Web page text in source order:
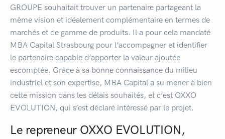
GROUPE souhaitait trouver un partenaire partageant la
même vision et idéalement complémentaire en termes de
marchés et de gamme de produits. Il a pour cela mandaté
MBA Capital Strasbourg pour l’accompagner et identifier
le partenaire capable d’apporter la valeur ajoutée
escomptée. Grâce à sa bonne connaissance du milieu
industriel et son expertise, MBA Capital a su mener à bien
cette mission dans les délais souhaités, et c’est OXXO
EVOLUTION, qui s’est déclaré intéressé par le projet.
Le repreneur OXXO EVOLUTION,